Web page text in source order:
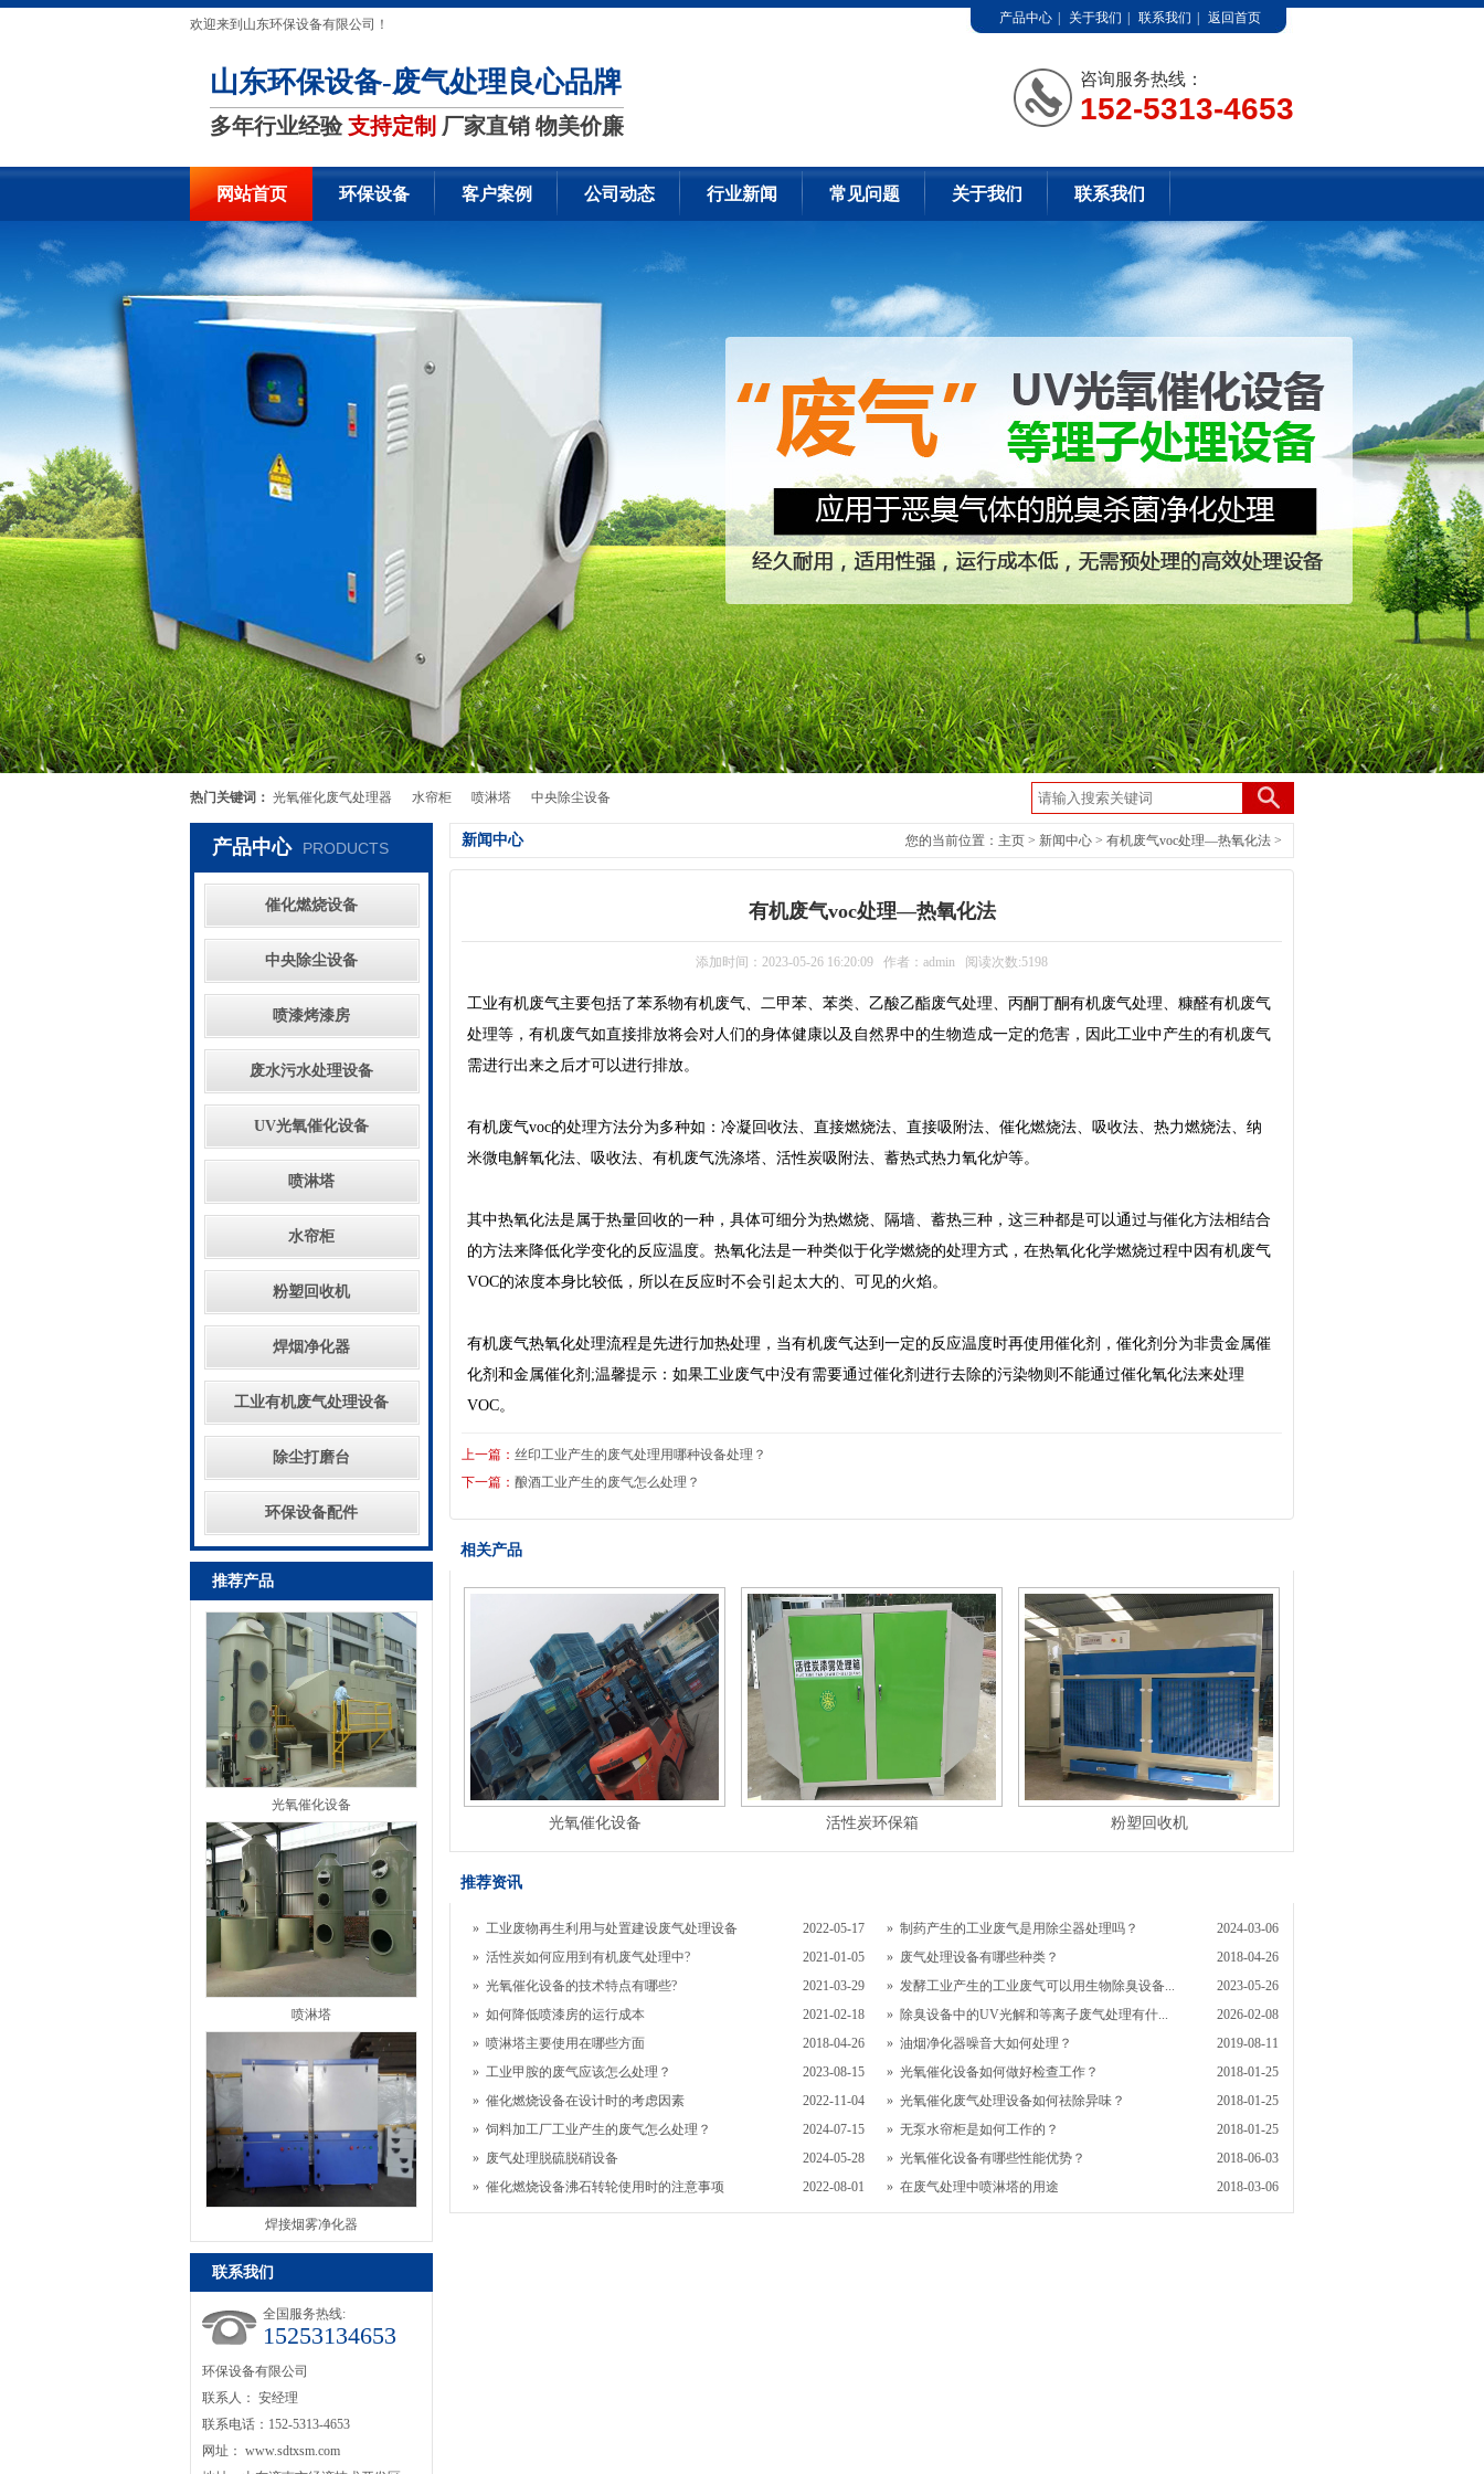
欢迎来到山东环保设备有限公司！ 产品中心 关于我们 联系我们 返回首页
山东环保设备-废气处理良心品牌
多年行业经验支持定制 厂家直销 物美价廉
咨询服务热线：
152-5313-4653
网站首页 环保设备 客户案例 公司动态 行业新闻 常见问题 关于我们 联系我们
热门关键词： 光氧催化废气处理器 水帘柜 喷淋塔 中央除尘设备
产品中心 PRODUCTS
催化燃烧设备
中央除尘设备
喷漆烤漆房
废水污水处理设备
UV光氧催化设备
喷淋塔
水帘柜
粉塑回收机
焊烟净化器
工业有机废气处理设备
除尘打磨台
环保设备配件
推荐产品
光氧催化设备
喷淋塔
焊接烟雾净化器
联系我们
全国服务热线:
15253134653
环保设备有限公司
联系人： 安经理
联系电话：152-5313-4653
网址： www.sdtxsm.com
新闻中心 您的当前位置： 主页 > 新闻中心 > 有机废气voc处理—热氧化法 >
有机废气voc处理—热氧化法
添加时间：2023-05-26 16:20:09 作者：admin 阅读次数:5198
工业有机废气主要包括了苯系物有机废气、二甲苯、苯类、乙酸乙酯废气处理、丙酮丁酮有机废气处理、糠醛有机废气
处理等，有机废气如直接排放将会对人们的身体健康以及自然界中的生物造成一定的危害，因此工业中产生的有机废气
需进行出来之后才可以进行排放。
有机废气voc的处理方法分为多种如：冷凝回收法、直接燃烧法、直接吸附法、催化燃烧法、吸收法、热力燃烧法、纳
米微电解氧化法、吸收法、有机废气洗涤塔、活性炭吸附法、蓄热式热力氧化炉等。
其中热氧化法是属于热量回收的一种，具体可细分为热燃烧、隔墙、蓄热三种，这三种都是可以通过与催化方法相结合
的方法来降低化学变化的反应温度。热氧化法是一种类似于化学燃烧的处理方式，在热氧化化学燃烧过程中因有机废气
VOC的浓度本身比较低，所以在反应时不会引起太大的、可见的火焰。
有机废气热氧化处理流程是先进行加热处理，当有机废气达到一定的反应温度时再使用催化剂，催化剂分为非贵金属催
化剂和金属催化剂;温馨提示：如果工业废气中没有需要通过催化剂进行去除的污染物则不能通过催化氧化法来处理
VOC。
上一篇： 丝印工业产生的废气处理用哪种设备处理？
下一篇： 酿酒工业产生的废气怎么处理？
相关产品
光氧催化设备 活性炭环保箱 粉塑回收机
推荐资讯
2022-05-17
» 工业废物再生利用与处置建设废气处理设备 2024-03-06
» 制药产生的工业废气是用除尘器处理吗？
2021-01-05
» 活性炭如何应用到有机废气处理中? 2018-04-26
» 废气处理设备有哪些种类？
2021-03-29
» 光氧催化设备的技术特点有哪些? 2023-05-26
» 发酵工业产生的工业废气可以用生物除臭设备...
2021-02-18
» 如何降低喷漆房的运行成本 2026-02-08
» 除臭设备中的UV光解和等离子废气处理有什...
2018-04-26
» 喷淋塔主要使用在哪些方面 2019-08-11
» 油烟净化器噪音大如何处理？
2023-08-15
» 工业甲胺的废气应该怎么处理？ 2018-01-25
» 光氧催化设备如何做好检查工作？
2022-11-04
» 催化燃烧设备在设计时的考虑因素 2018-01-25
» 光氧催化废气处理设备如何祛除异味？
2024-07-15
» 饲料加工厂工业产生的废气怎么处理？ 2018-01-25
» 无泵水帘柜是如何工作的？
2024-05-28
» 废气处理脱硫脱硝设备 2018-06-03
» 光氧催化设备有哪些性能优势？
2022-08-01
» 催化燃烧设备沸石转轮使用时的注意事项 2018-03-06
» 在废气处理中喷淋塔的用途